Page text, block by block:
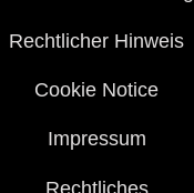
Rechtlicher Hinweis
Cookie Notice
Impressum
Rechtliches